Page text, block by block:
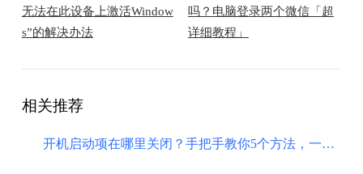
无法在此设备上激活Window
s”的解决办法
吗？电脑登录两个微信「超
详细教程」
相关推荐
开机启动项在哪里关闭？手把手教你5个方法，一键关闭开机启动项！